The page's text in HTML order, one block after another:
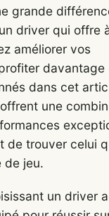
grande
driver qui offre
améliorer vos
davantage
dans cet
une
de trouver celui
de jeu.
un driver